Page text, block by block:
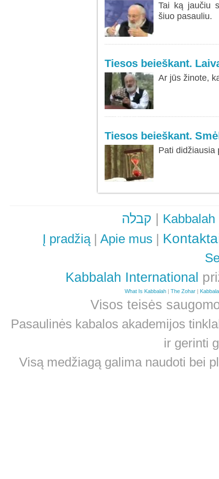
Tai ką jaučiu
šiuo pasauliu.
Tiesos beieškant.
Ar jūs žinote,
Tiesos beieškant.
Pati
קבלה Kabbalah
Į pradžią| Apie mus
Kabbalah International
What Is Kabbalah |The Zohar
Visos teisės
Pasaulinės kabalos akademijos
ir gerinti
Visą medžiagą galima naudoti bei